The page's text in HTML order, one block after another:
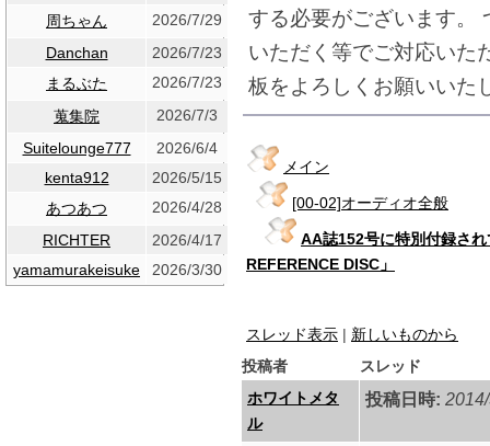
する必要がございます。
いただく等でご対応いた
板をよろしくお願いいた
メイン
[00-02]オーディオ全般
AA誌152号に特別付録さ
REFERENCE DISC」
スレッド表示 | 新しいものから
投稿者
スレッド
ホワイトメタ
ル
投稿日時:
周ちゃん
2026/7/29
Danchan
2026/7/23
まるぶた
2026/7/23
蒐集院
2026/7/3
Suitelounge777
2026/6/4
kenta912
2026/5/15
あつあつ
2026/4/28
RICHTER
2026/4/17
yamamurakeisuke
2026/3/30